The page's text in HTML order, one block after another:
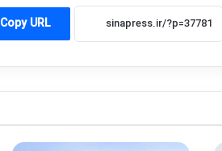
Copy URL